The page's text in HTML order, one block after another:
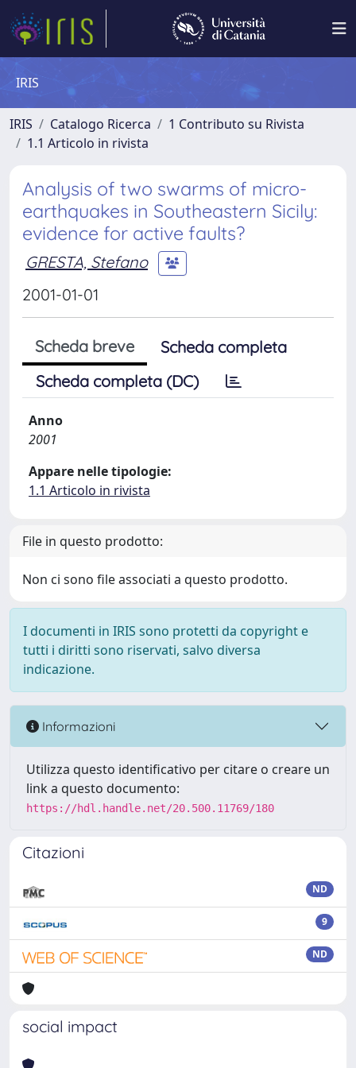
IRIS
IRIS Catalogo Ricerca
1 Contributo su Rivista
1.1 Articolo in rivista
Analysis of two swarms of micro-
earthquakes in Southeastern Sicily:
evidence for active faults?
GRESTA, Stefano
2001-01-01
Scheda breve
Scheda completa
Scheda completa (DC)
Anno
2001
Appare nelle tipologie:
1.1 Articolo in rivista
File in questo prodotto:
Non ci sono file associati a questo prodotto.
I documenti in IRIS sono protetti da copyright e
tutti i diritti sono riservati, salvo diversa
indicazione.
Informazioni
Utilizza questo identificativo per citare o creare un
link a questo documento:
https://hdl.handle.net/20.500.11769/180
Citazioni
ND
9
ND
social impact